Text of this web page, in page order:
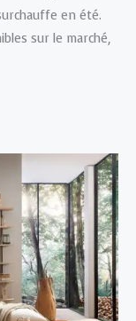
en été.
sur le marché,